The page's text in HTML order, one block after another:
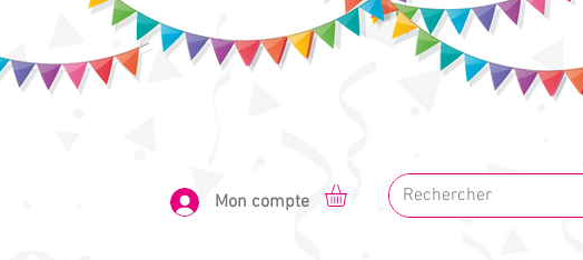
Mon compte